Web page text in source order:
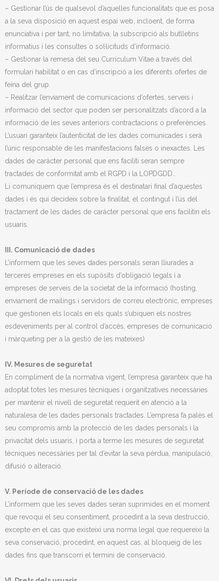
– Gestionar l’ús de qualsevol d’aquelles funcionalitats que es posa
a la seva disposició en aquest espai web, incloent, de forma
enunciativa i per tant, no limitativa, la subscripció als butlletins
informatius i les consultes o sol·licituds d’informació.
– Gestionar la remesa del seu Currículum Vitae a través del
formulari habilitat o en cas d’inscripció a les diferents ofertes de
feina del grup.
– Realitzar l’enviament de comunicacions d’ofertes, serveis i
informació del sector que poden ser personalitzats d’acord a la
informació de les seves anteriors contractacions o preferències.
L’usuari garanteix l’autenticitat de les dades comunicades i serà
l’únic responsable de les manifestacions falses o inexactes. Les
dades de caràcter personal que ens faciliti seran sempre
tractades de conformitat amb el RGPD i la LOPDGDD..
Li comuniquem que l’empresa és el destinatari final d’aquestes
dades i és qui decideix sobre la finalitat, el contingut i l’ús del
tractament de les dades de caràcter personal que ens facilitin els
usuaris.
III. Comunicació de dades
L’informem que les seves dades personals seran lliurades a
terceres empreses en els supòsits d’obligació legals i a
empreses de serveis de la societat de la informació (hosting,
enviament de mailings i servidors de correu electrònic, empreses
que gestionen els locals en els quals s’ubiquen els nostres
esdeveniments per al control d’accés, empreses de comunicació
i màrqueting per a la gestió de les mateixes)
IV. Mesures de seguretat
En compliment de la normativa vigent, l’empresa garanteix que ha
adoptat totes les mesures tècniques i organitzatives necessàries
per mantenir el nivell de seguretat requerit en atenció a la
naturalesa de les dades personals tractades. L’empresa fa palès el
seu compromís amb la protecció de les dades personals i la
privacitat dels usuaris, i porta a terme les mesures de seguretat
tècniques necessàries per tal d’evitar la seva pèrdua, manipulació,
difusió o alteració.
V. Període de conservació de les dades
L’informem que les seves dades seran suprimides en el moment
que revoqui el seu consentiment, procedint a la seva destrucció,
excepte en el cas que existeixi una norma legal que requereixi la
seva conservació, procedint, en aquest cas, al bloqueig de les
dades fins que transcorri el termini de conservació.